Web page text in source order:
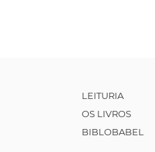
LEITURIA
OS LIVROS
BIBLOBABEL